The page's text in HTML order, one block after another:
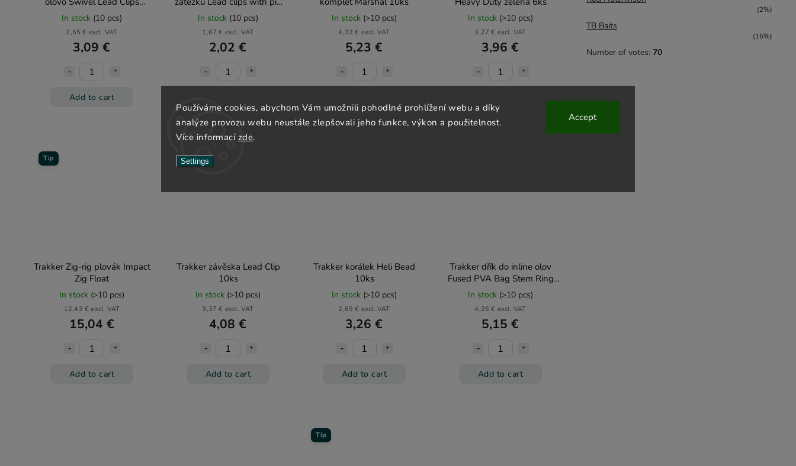
Používáme cookies, abychom Vám umožnili pohodlné prohlížení webu a díky
analýze provozu webu neustále zlepšovali jeho funkce, výkon a použitelnost.
Více informací zde.
Settings
Accept
(2%)
TB Baits
(16%)
Number of votes: 70
Brown 5ks
In stock (10 pcs)
2,55 € excl. VAT
3,09 €
Add to cart
Green 10ks
In stock (10 pcs)
1,67 € excl. VAT
2,02 €
In stock (>10 pcs)
4,32 € excl. VAT
5,23 €
In stock (>10 pcs)
3,27 € excl. VAT
3,96 €
Tip
Trakker Zig-rig plovák Impact
Zig Float
In stock (>10 pcs)
12,43 € excl. VAT
15,04 €
Add to cart
Trakker závěska Lead Clip
10ks
In stock (>10 pcs)
3,37 € excl. VAT
4,08 €
Add to cart
Trakker korálek Heli Bead
10ks
In stock (>10 pcs)
2,69 € excl. VAT
3,26 €
Add to cart
Trakker dřík do inline olov
Fused PVA Bag Stem Ring
Swivel 5ks
In stock (>10 pcs)
4,26 € excl. VAT
5,15 €
Add to cart
Tip